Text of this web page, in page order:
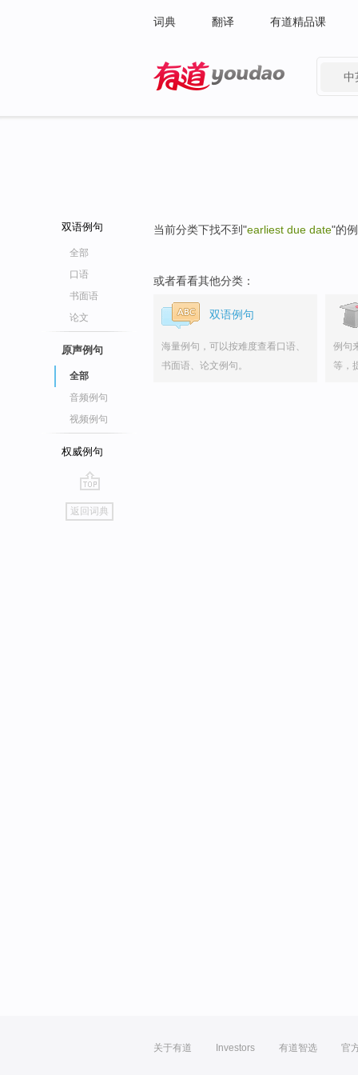
词典 翻译 有道精品课
中
双语例句
全部
口语
书面语
论文
原声例句
全部
音频例句
视频例句
权威例句
go
top
返回词典
当前分类下找不到"earliest due date"的例
或者看看其他分类：
双语例句
海量例句，可以按难度查看口语、
书面语、论文例句。
例句
等，
关于有道 Investors 有道智选 官